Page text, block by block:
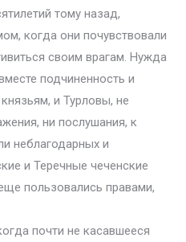
тому назад,
когда они почувствовали
своим врагам. Нужда
подчиненность и
и Турловы, не
ни послушания, к
неблагодарных и
и Теречные чеченские
пользовались правами,
почти не касавшееся